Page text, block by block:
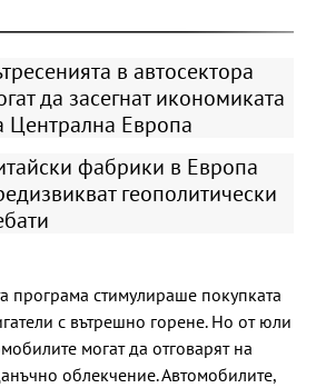
в автосектора
да засегнат икономиката
Централна Европа
фабрики в Европа
геополитически
програма стимулираше покупката
с вътрешно горене. Но от юли
могат да отговарят на
облекчение. Автомобилите,